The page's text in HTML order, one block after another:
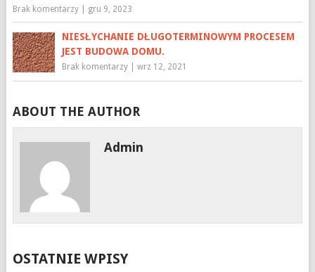
Brak komentarzy| gru 9, 2023
NIESŁYCHANIE DŁUGOTERMINOWYM PROCESEM
JEST BUDOWA DOMU.
Brak komentarzy| wrz 12, 2021
ABOUT THE AUTHOR
Admin
OSTATNIE WPISY